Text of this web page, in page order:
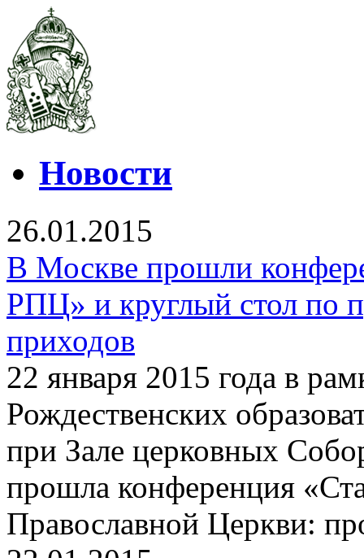
Новости
26.01.2015
В Москве прошли
РПЦ» и круглый стол по
приходов
22 января 2015 года в
Рождественских
при Зале церковных
прошла конференция
Православной Церкви: